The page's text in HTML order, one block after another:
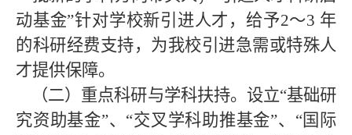
动基金”针对学校新引进人才，给予2～3 年
的科研经费支持，为我校引进急需或特殊人
才提供保障。
（二）重点科研与学科扶持。设立“基础研
究资助基金”、“交叉学科助推基金”、“国际